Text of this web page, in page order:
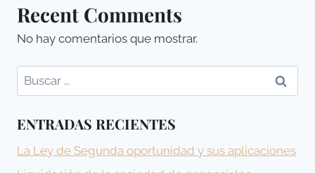
Recent Comments
No hay comentarios que mostrar.
Buscar:
ENTRADAS RECIENTES
La Ley de Segunda oportunidad y sus aplicaciones